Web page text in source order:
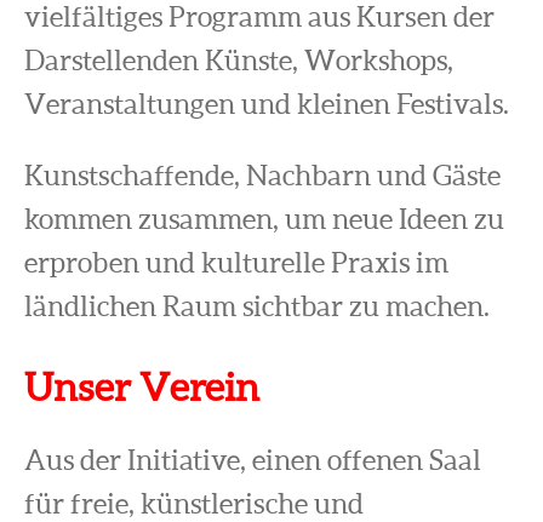
vielfältiges Programm aus Kursen der
Darstellenden Künste, Workshops,
Veranstaltungen und kleinen Festivals.
Kunstschaffende, Nachbarn und Gäste
kommen zusammen, um neue Ideen zu
erproben und kulturelle Praxis im
ländlichen Raum sichtbar zu machen.
Unser Verein
Aus der Initiative, einen offenen Saal
für freie, künstlerische und